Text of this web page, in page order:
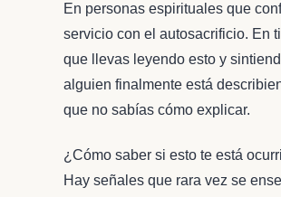
En personas espirituales que
servicio con el autosacrificio. En
que llevas leyendo esto y
alguien finalmente está
que no sabías cómo explicar.
¿Cómo saber si esto te está
Hay señales que rara vez se